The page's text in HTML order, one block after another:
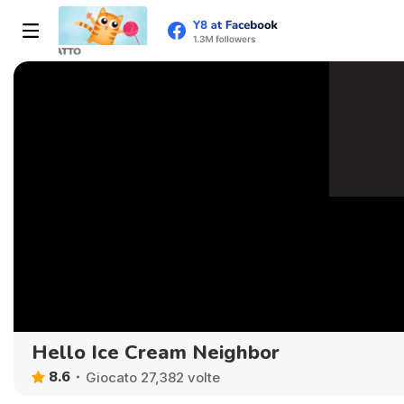
Hello Ice Cream Neighbor
8.6 Giocato 27,382 volte